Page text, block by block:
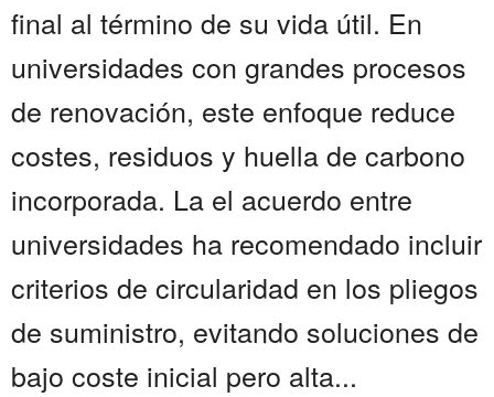
final al término de su vida útil. En
universidades con grandes procesos
de renovación, este enfoque reduce
costes, residuos y huella de carbono
incorporada. La el acuerdo entre
universidades ha recomendado incluir
criterios de circularidad en los pliegos
de suministro, evitando soluciones de
bajo coste inicial pero alta...